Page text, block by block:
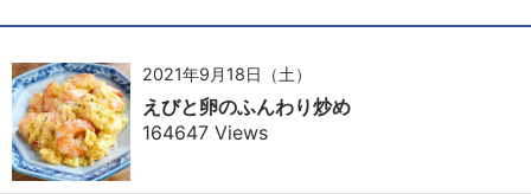
2021年9月18日（土）
えびと卵のふんわり炒め
164647 Views